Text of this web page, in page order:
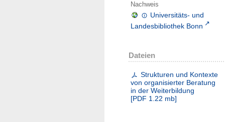
Nachweis
Universitäts- und
Landesbibliothek Bonn
Dateien
Strukturen und Kontexte
von organisierter Beratung
in der Weiterbildung
[PDF 1.22 mb]